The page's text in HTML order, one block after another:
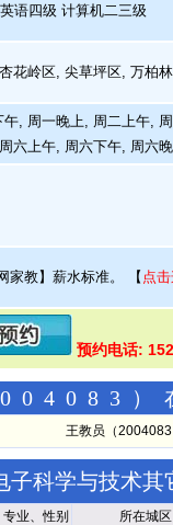
语四级 计算机二三级
花岭区, 尖草坪区, 万柏
午, 周一晚上, 周二上午,
六上午, 周六下午, 周六
家教】薪水标准。 【 点
预约电话:
）
王教员（
子科学与技术其
业、性别 所在城区